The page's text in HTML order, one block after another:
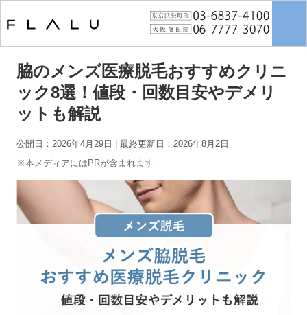
脇のメンズ医療脱毛おすすめクリニック8選！
値段・回数目安やデメリットも解説
脇のメンズ医療脱毛おすすめクリニ
ック8選！値段・回数目安やデメリ
ットも解説
公開日：2026年4月29日
| 最終更新日：2026年8月2日
※本メディアにはPRが含まれます